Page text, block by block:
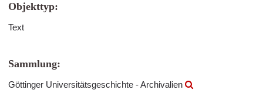
Objekttyp:
Text
Sammlung:
Göttinger Universitätsgeschichte - Archivalien